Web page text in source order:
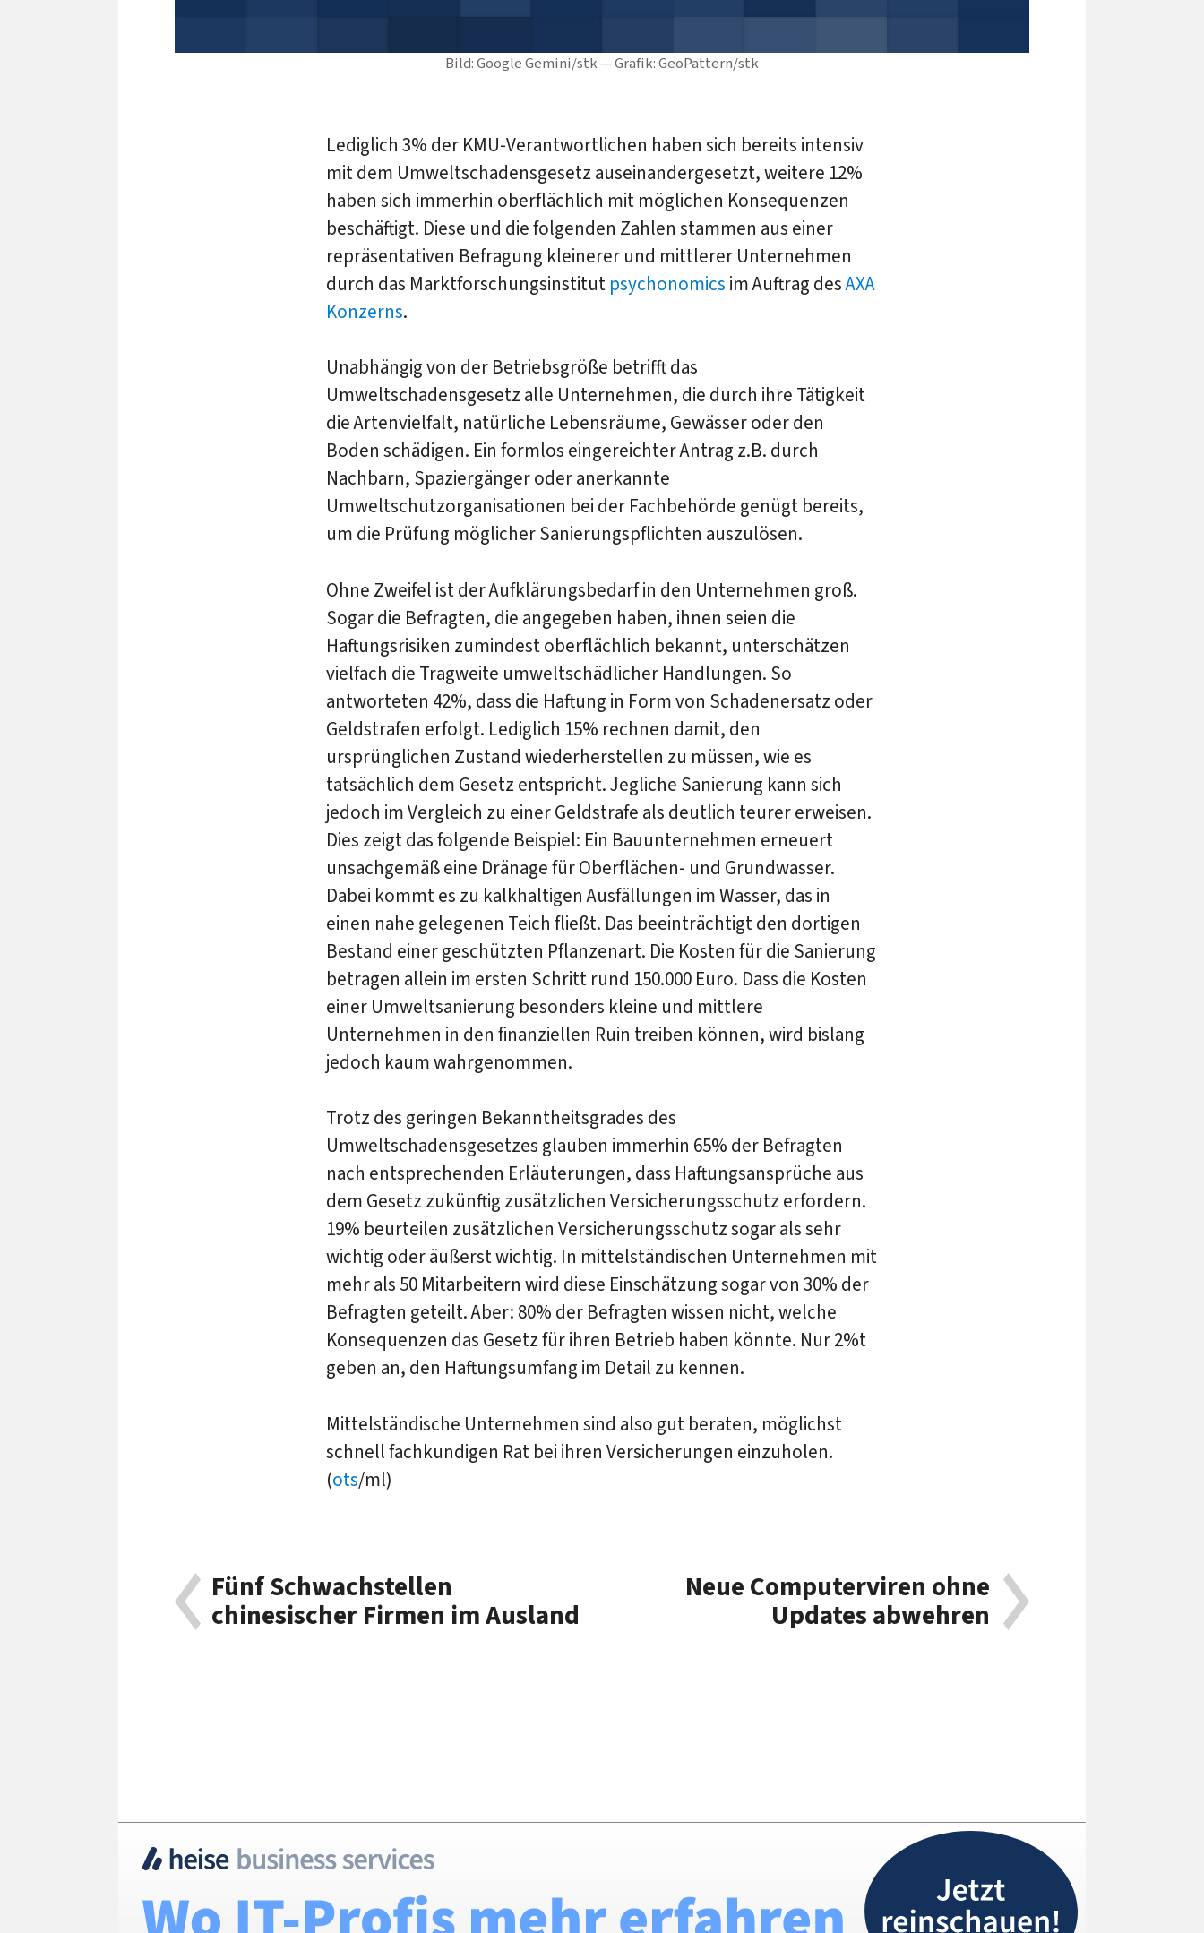
Bild: Google Gemini/stk — Grafik: GeoPattern/stk
Lediglich 3% der KMU-Verantwortlichen haben sich bereits intensiv
mit dem Umweltschadensgesetz auseinandergesetzt, weitere 12%
haben sich immerhin oberflächlich mit möglichen Konsequenzen
beschäftigt. Diese und die folgenden Zahlen stammen aus einer
repräsentativen Befragung kleinerer und mittlerer Unternehmen
durch das Marktforschungsinstitut psychonomics im Auftrag desAXA
Konzerns.
Unabhängig von der Betriebsgröße betrifft das
Umweltschadensgesetz alle Unternehmen, die durch ihre Tätigkeit
die Artenvielfalt, natürliche Lebensräume, Gewässer oder den
Boden schädigen. Ein formlos eingereichter Antrag z.B. durch
Nachbarn, Spaziergänger oder anerkannte
Umweltschutzorganisationen bei der Fachbehörde genügt bereits,
um die Prüfung möglicher Sanierungspflichten auszulösen.
Ohne Zweifel ist der Aufklärungsbedarf in den Unternehmen groß.
Sogar die Befragten, die angegeben haben, ihnen seien die
Haftungsrisiken zumindest oberflächlich bekannt, unterschätzen
vielfach die Tragweite umweltschädlicher Handlungen. So
antworteten 42%, dass die Haftung in Form von Schadenersatz oder
Geldstrafen erfolgt. Lediglich 15% rechnen damit, den
ursprünglichen Zustand wiederherstellen zu müssen, wie es
tatsächlich dem Gesetz entspricht. Jegliche Sanierung kann sich
jedoch im Vergleich zu einer Geldstrafe als deutlich teurer erweisen.
Dies zeigt das folgende Beispiel: Ein Bauunternehmen erneuert
unsachgemäß eine Dränage für Oberflächen- und Grundwasser.
Dabei kommt es zu kalkhaltigen Ausfällungen im Wasser, das in
einen nahe gelegenen Teich fließt. Das beeinträchtigt den dortigen
Bestand einer geschützten Pflanzenart. Die Kosten für die Sanierung
betragen allein im ersten Schritt rund 150.000 Euro. Dass die Kosten
einer Umweltsanierung besonders kleine und mittlere
Unternehmen in den finanziellen Ruin treiben können, wird bislang
jedoch kaum wahrgenommen.
Trotz des geringen Bekanntheitsgrades des
Umweltschadensgesetzes glauben immerhin 65% der Befragten
nach entsprechenden Erläuterungen, dass Haftungsansprüche aus
dem Gesetz zukünftig zusätzlichen Versicherungsschutz erfordern.
19% beurteilen zusätzlichen Versicherungsschutz sogar als sehr
wichtig oder äußerst wichtig. In mittelständischen Unternehmen mit
mehr als 50 Mitarbeitern wird diese Einschätzung sogar von 30% der
Befragten geteilt. Aber: 80% der Befragten wissen nicht, welche
Konsequenzen das Gesetz für ihren Betrieb haben könnte. Nur 2%t
geben an, den Haftungsumfang im Detail zu kennen.
Mittelständische Unternehmen sind also gut beraten, möglichst
schnell fachkundigen Rat bei ihren Versicherungen einzuholen.
(ots/ml)
Fünf Schwachstellen
chinesischer Firmen im Ausland
Neue Computerviren ohne
Updates abwehren